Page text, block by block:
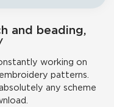
and beading,
working on
patterns.
any scheme